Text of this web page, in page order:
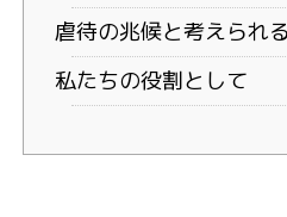
虐待の兆候と考えられ
私たちの役割として